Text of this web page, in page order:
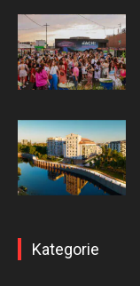
Kategorie